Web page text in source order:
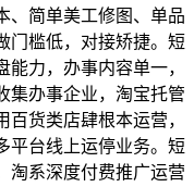
、简单美工修图、单品
门槛低，对接矫捷。短
力，办事内容单一，
集办事企业，淘宝托管
货类店肆根本运营，
平台线上运停业务。短
淘系深度付费推广运营